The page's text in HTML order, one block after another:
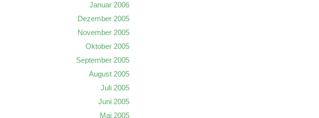
Januar 2006
Dezember 2005
November 2005
Oktober 2005
September 2005
August 2005
Juli 2005
Juni 2005
Mai 2005